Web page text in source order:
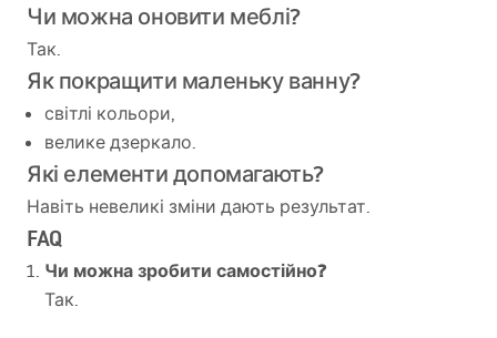
Чи можна оновити меблі?
Так.
Як покращити маленьку ванну?
світлі кольори,
велике дзеркало.
Які елементи допомагають?
Навіть невеликі зміни дають результат.
FAQ
Чи можна зробити самостійно?
Так.